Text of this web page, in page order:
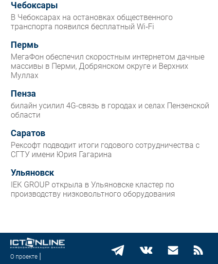
Чебоксары
В Чебоксарах на остановках общественного
транспорта появился бесплатный Wi‑Fi
Пермь
МегаФон обеспечил скоростным интернетом дачные
массивы в Перми, Добрянском округе и Верхних
Муллах
Пенза
билайн усилил 4G-связь в городах и селах Пензенской
области
Саратов
Рексофт подводит итоги годового сотрудничества с
СГТУ имени Юрия Гагарина
Ульяновск
IEK GROUP открыла в Ульяновске кластер по
производству низковольтного оборудования
О проекте